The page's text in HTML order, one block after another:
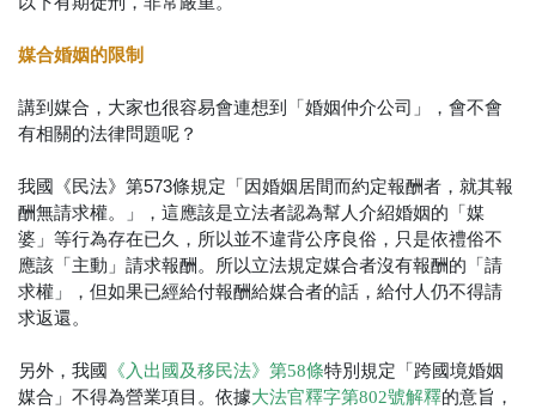
媒合婚姻的限制
講到媒合，大家也很容易會連想到「婚姻仲介公司」，會不會
有相關的法律問題呢？
我國《民法》第573條規定「因婚姻居間而約定報酬者，就其報
酬無請求權。」，這應該是立法者認為幫人介紹婚姻的「媒
婆」等行為存在已久，所以並不違背公序良俗，只是依禮俗不
應該「主動」請求報酬。所以立法規定媒合者沒有報酬的「請
求權」，但如果已經給付報酬給媒合者的話，給付人仍不得請
求返還。
另外，我國 《入出國及移民法》第58條特別規定「跨國境婚姻
媒合」不得為營業項目。依據大法官釋字第802號解釋的意旨，